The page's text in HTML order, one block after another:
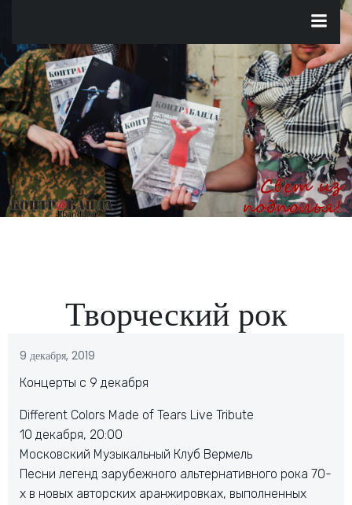
содержимому
Творческий рок
9 декабря, 2019
Концерты с 9 декабря
Different Colors Made of Tears Live Tribute
10 декабря, 20:00
Московский Музыкальный Клуб Вермель
Песни легенд зарубежного альтернативного рока 70-
х в новых авторских аранжировках, выполненных